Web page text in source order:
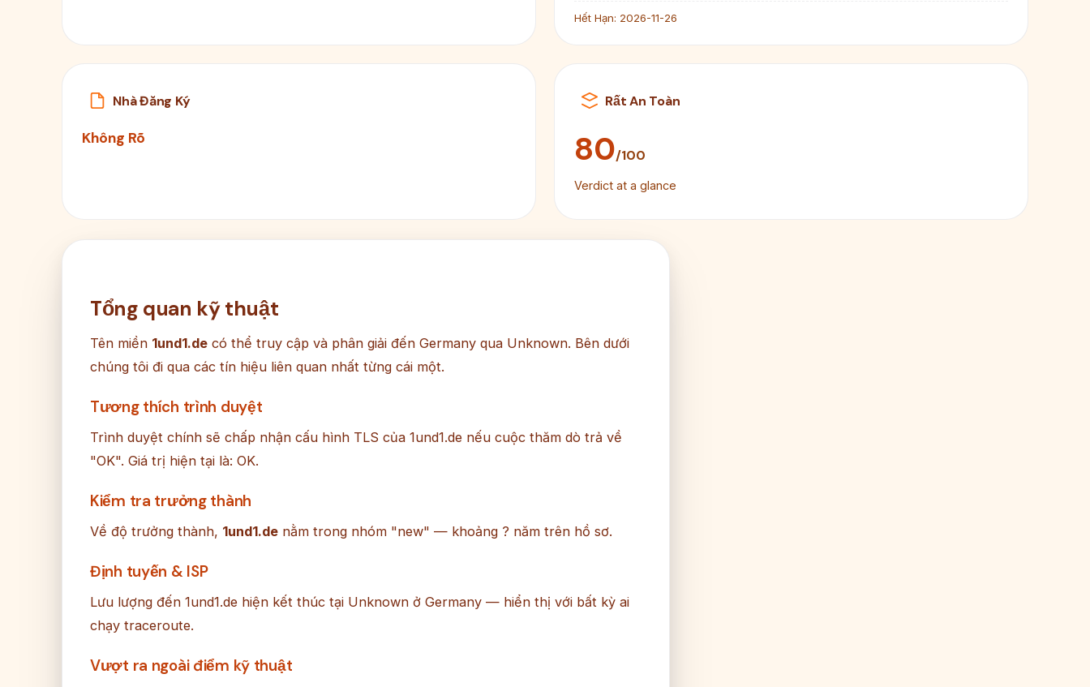
Hết Hạn: 2026-11-26
Nhà Đăng Ký
Không Rõ
Rất An Toàn
80/100
Verdict at a glance
Tổng quan kỹ thuật
Tên miền 1und1.de có thể truy cập và phân giải đến Germany qua Unknown. Bên dưới
chúng tôi đi qua các tín hiệu liên quan nhất từng cái một.
Tương thích trình duyệt
Trình duyệt chính sẽ chấp nhận cấu hình TLS của 1und1.de nếu cuộc thăm dò trả về
"OK". Giá trị hiện tại là: OK.
Kiểm tra trưởng thành
Về độ trưởng thành, 1und1.de nằm trong nhóm "new" — khoảng ? năm trên hồ sơ.
Định tuyến & ISP
Lưu lượng đến 1und1.de hiện kết thúc tại Unknown ở Germany — hiển thị với bất kỳ ai
chạy traceroute.
Vượt ra ngoài điểm kỹ thuật